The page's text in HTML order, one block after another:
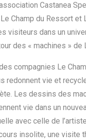
Castanea
Champ du Ressort et
visiteurs dans un
des « machines » de
compagnies Le
redonnent vie et
Les dessins des
vie dans un
avec celle de
insolite, une visite